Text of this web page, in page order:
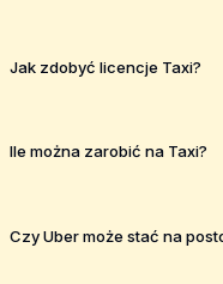
Jak zdobyć licencje Taxi?
Ile można zarobić na Taxi?
Czy Uber może stać na